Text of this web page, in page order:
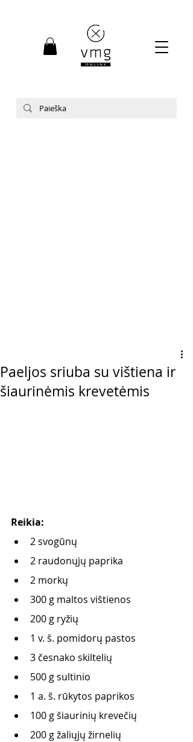
Paeljos sriuba su vištiena ir
šiaurinėmis krevetėmis
Reikia:
2 svogūnų
2 raudonųjų paprika
2 morkų
300 g maltos vištienos
200 g ryžių
1 v. š. pomidorų pastos
3 česnako skiltelių
500 g sultinio
1 a. š. rūkytos paprikos
100 g šiaurinių krevečių
200 g žaliųjų žirnelių